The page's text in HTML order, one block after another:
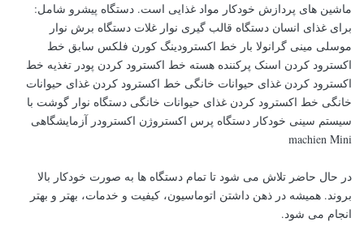
ماشین های پردازش خودکار مواد غذایی است. دستگاه پیشرو شامل:
برای غذای انسان دستگاه قالب گیری نوار غلات دستگاه برش نوار
موسلی مینی گرانولا بار خط اکسترودینگ کورن فلکس سابق خط
اکسترود کردن اسنک پرکننده هسته خط اکسترود کردن پودر تغذیه خط
اکسترود کردن غذای حیوانات خانگی خط اکسترود کردن غذای حیوانات
خانگی خط اکسترود کردن غذای حیوانات خانگی دستگاه نوار گوشت با
سیستم سینی خودکار دستگاه پرس اکستروژن اکسترودر آزمایشگاهی
machien Mini
در حال حاضر تلاش می شود تا تمام دستگاه ها به صورت خودکار بالا
بروند. همیشه در ذهن داشتن اتوماسیون، کیفیت و خدمات، بهتر و بهتر
انجام می شود.